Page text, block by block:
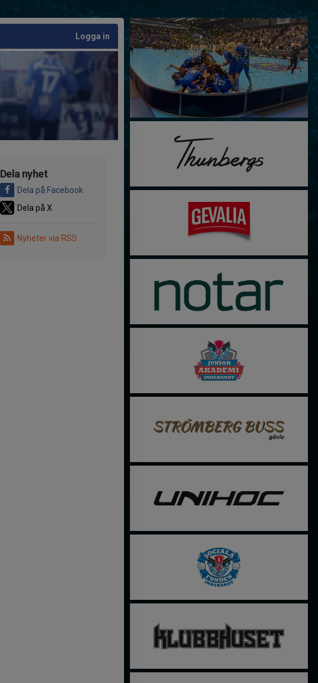
Logga in
Dela nyhet
Dela på Facebook
Dela på X
Nyheter via RSS